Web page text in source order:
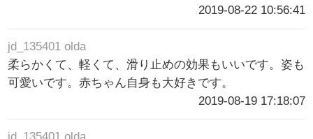
2019-08-22 10:56:41
jd_135401 olda
柔らかくて、軽くて、滑り止めの効果もいいです。姿も
可愛いです。赤ちゃん自身も大好きです。
2019-08-19 17:18:07
jd_135401 olda